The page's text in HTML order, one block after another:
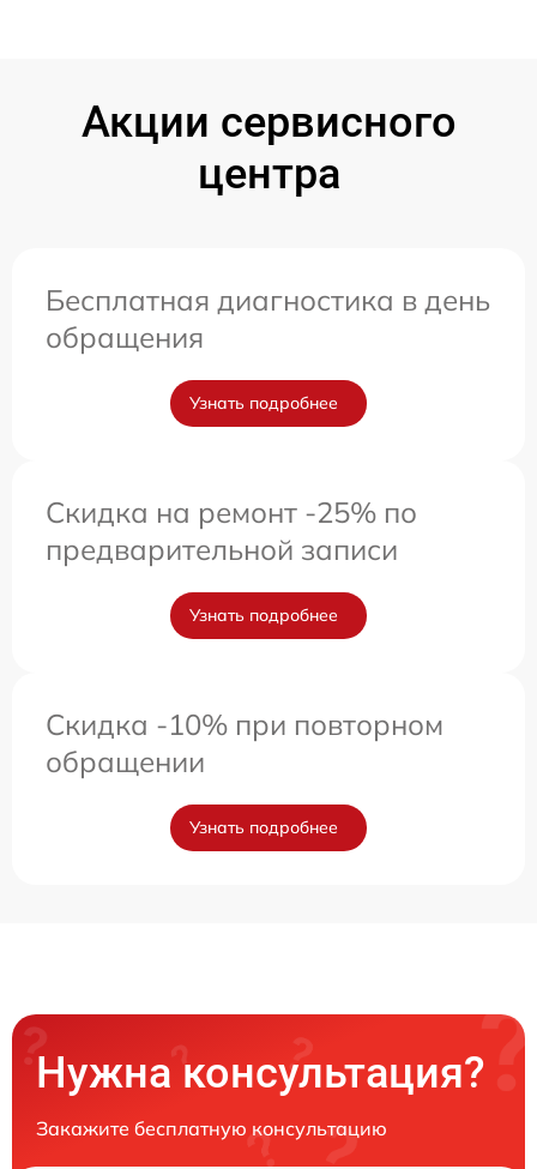
Акции сервисного
центра
Бесплатная диагностика в день
обращения
Узнать подробнее
Скидка на ремонт -25% по
предварительной записи
Узнать подробнее
Скидка -10% при повторном
обращении
Узнать подробнее
Нужна консультация?
Закажите бесплатную консультацию